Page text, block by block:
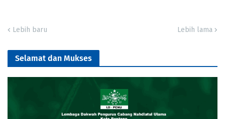
Lebih baru Lebih lama
Selamat dan Mukses